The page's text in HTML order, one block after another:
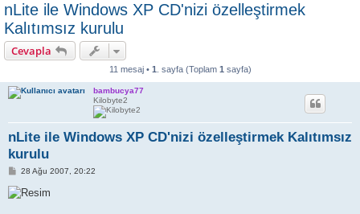
nLite ile Windows XP CD'nizi özelleştirmek
Kalıtımsız kurulu
Cevapla
11 mesaj • 1 . sayfa (Toplam 1 sayfa)
bambucya77
Kilobyte2
nLite ile Windows XP CD'nizi özelleştirmek Kalıtımsız
kurulu
M
s
a
28 Ağu 2007, 20:22